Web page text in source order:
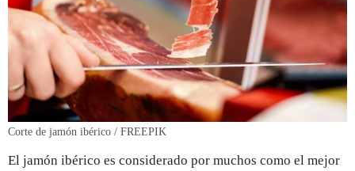
Corte de jamón ibérico / FREEPIK
El jamón ibérico es considerado por muchos como el mejor